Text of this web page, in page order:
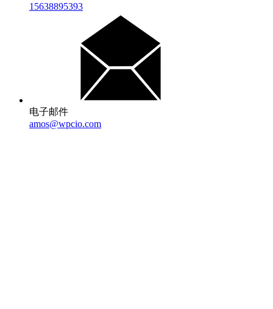
15638895393
电子邮件
amos@wpcio.com